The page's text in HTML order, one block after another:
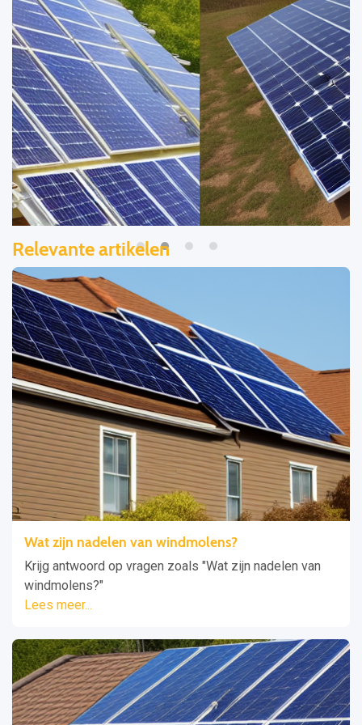
Relevante artikelen
Wat zijn nadelen van windmolens?
Krijg antwoord op vragen zoals "Wat zijn nadelen van
windmolens?"
Lees meer...